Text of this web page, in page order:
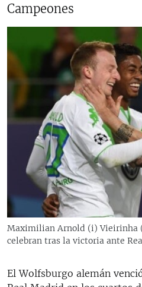
Campeones
Maximilian Arnold (i) Vieirinha
celebran tras la victoria ante
El Wolfsburgo alemán